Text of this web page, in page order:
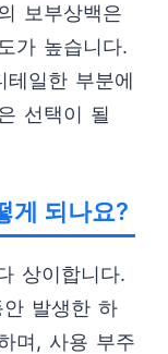
보부상백은
가 높습니다.
테일한 부분에
선택이 될
게 되나요?
상이합니다.
발생한 하
며, 사용 부주